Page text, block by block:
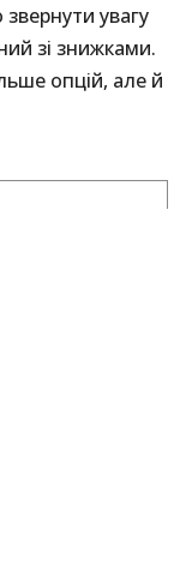
увагу
зі знижками.
опцій, але й